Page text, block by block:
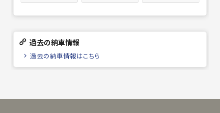
過去の納車情報
過去の納車情報はこちら